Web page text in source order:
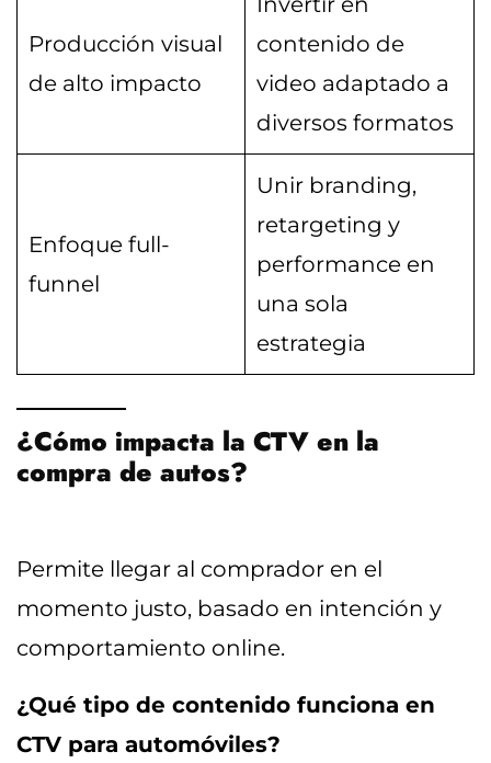
Producción visual
de alto impacto
contenido de
video adaptado a
diversos formatos
Enfoque full-
funnel
Unir branding,
retargeting y
performance en
una sola
estrategia
¿Cómo impacta la CTV en la
compra de autos?
Permite llegar al comprador en el
momento justo, basado en intención y
comportamiento online.
¿Qué tipo de contenido funciona en
CTV para automóviles?